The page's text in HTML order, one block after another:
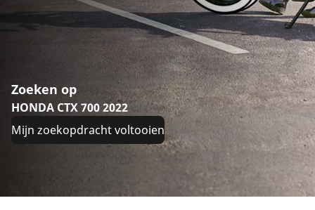
Zoeken op
HONDA CTX 700 2022
Mijn zoekopdracht voltooien